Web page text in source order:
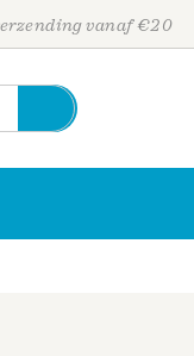
vanaf €20
Personen